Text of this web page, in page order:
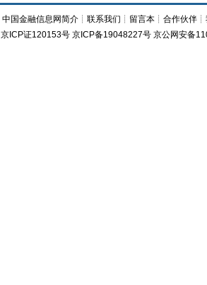
中国金融信息网简介 ┊联系我们 ┊ 留言本 ┊合作伙伴 ┊
京ICP证120153号 京ICP备19048227号 京公网安备